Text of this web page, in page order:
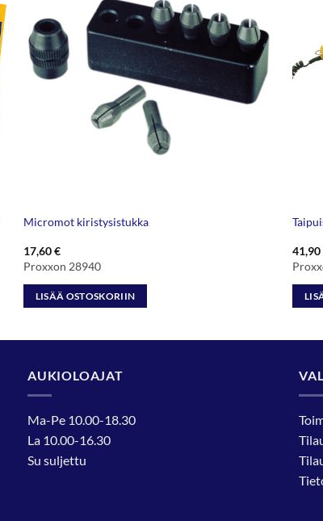
Micromot kiristysistukka
17,60€
Proxxon 28940
LISÄÄ OSTOSKORIIN
41,90
AUKIOLOAJAT
Ma-Pe 10.00-18.30
La 10.00-16.30
Su suljettu